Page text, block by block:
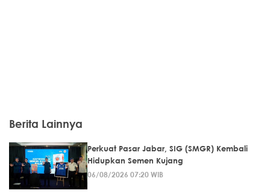
Berita Lainnya
Perkuat Pasar Jabar, SIG (SMGR) Kembali
Hidupkan Semen Kujang
06/08/2026 07:20 WIB